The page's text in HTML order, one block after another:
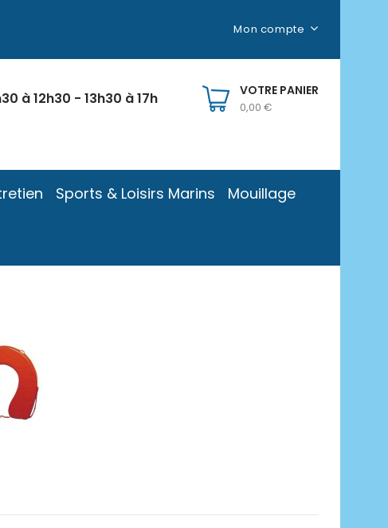
Mon compte
VOTRE PANIER
0,00 €
à 12h30 - 13h30 à 17h
Sports & Loisirs Marins Mouillage